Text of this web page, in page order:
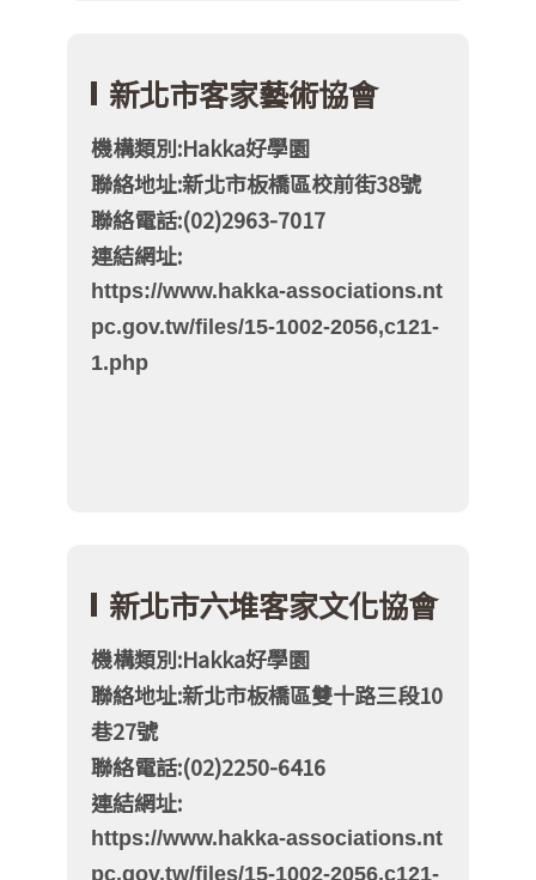
新北市客家藝術協會
機構類別:Hakka好學園
聯絡地址:新北市板橋區校前街38號
聯絡電話:(02)2963-7017
連結網址:
https://www.hakka-associations.nt
pc.gov.tw/files/15-1002-2056,c121-
1.php
新北市六堆客家文化協會
機構類別:Hakka好學園
聯絡地址:新北市板橋區雙十路三段10
巷27號
聯絡電話:(02)2250-6416
連結網址:
https://www.hakka-associations.nt
pc.gov.tw/files/15-1002-2056,c121-